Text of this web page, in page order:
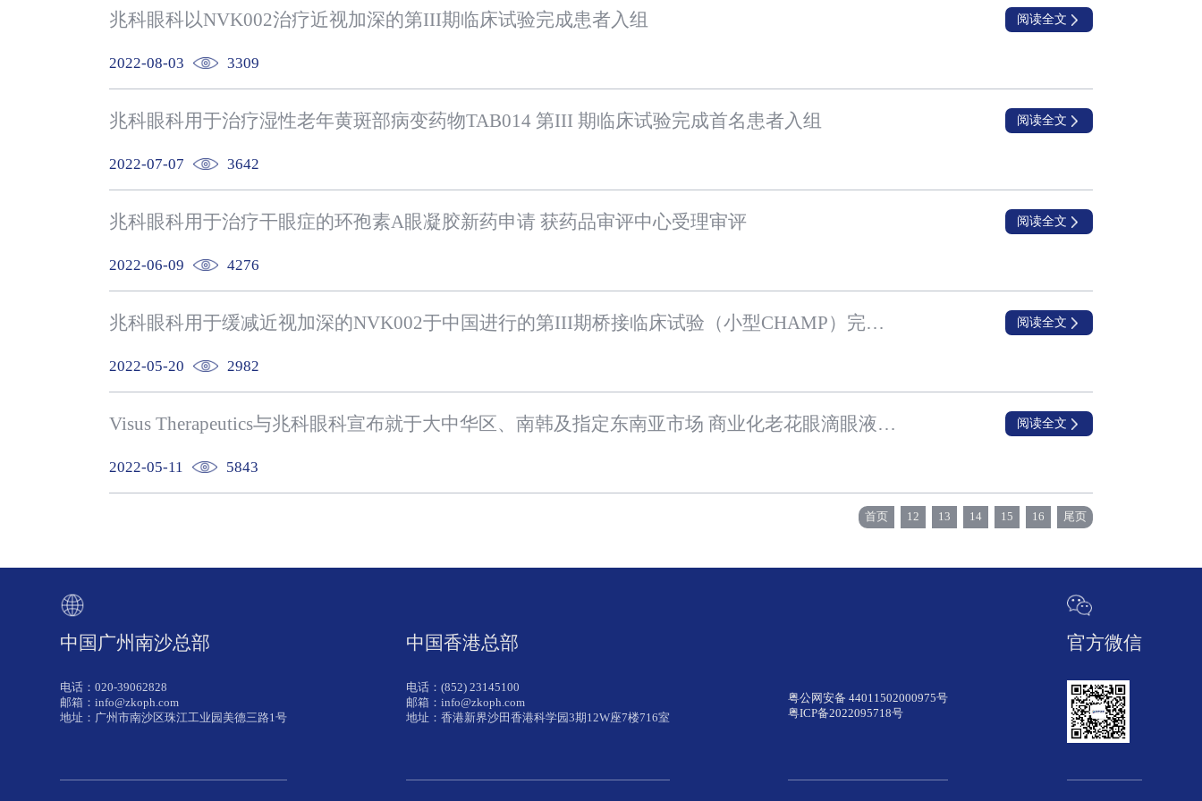
兆科眼科以NVK002治疗近视加深的第III期临床试验完成患者入组 阅读全文
2022-08-03 3309
兆科眼科用于治疗湿性老年黄斑部病变药物TAB014 第III 期临床试验完成首名患者入组 阅读全文
2022-07-07 3642
兆科眼科用于治疗干眼症的环孢素A眼凝胶新药申请 获药品审评中心受理审评 阅读全文
2022-06-09 4276
兆科眼科用于缓减近视加深的NVK002于中国进行的第III期桥接临床试验（小型CHAMP）完成首名患者入组 阅读全文
2022-05-20 2982
Visus Therapeutics与兆科眼科宣布就于大中华区、南韩及指定东南亚市场 商业化老花眼滴眼液BRIMOCHOL™ PF及CARBACHOL PF达成独家许可协议 阅读全文
2022-05-11 5843
首页 12 13 14 15 16 尾页
中国广州南沙总部
电话：020-39062828
邮箱：info@zkoph.com
地址：广州市南沙区珠江工业园美德三路1号
中国香港总部
电话：(852) 23145100
邮箱：info@zkoph.com
地址：香港新界沙田香港科学园3期12W座7楼716室
粤公网安备 44011502000975号
粤ICP备2022095718号
官方微信